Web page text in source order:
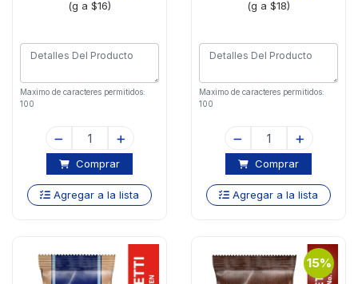
(g a $16)
Maximo de caracteres permitidos:
100
Comprar
Agregar a la lista
(g a $18)
Maximo de caracteres permitidos:
100
Comprar
Agregar a la lista
15%